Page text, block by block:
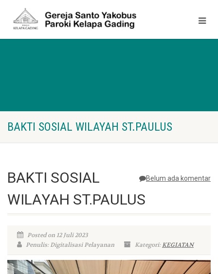
BAKTI SOSIAL WILAYAH ST.PAULUS
Belum ada komentar
BAKTI SOSIAL
WILAYAH ST.PAULUS
Posted on 12 Juli 2023
Penulis: Digitalisasi Pelayanan
Kategori:KEGIATAN